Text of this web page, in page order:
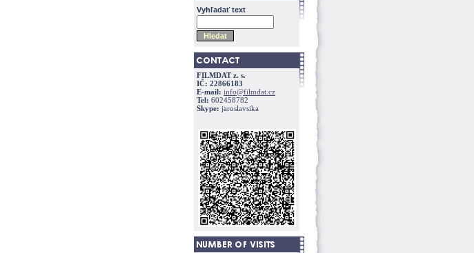
Vyhľadať text
FILMDAT z. s.
IČ: 22866183
E-mail: info@filmdat.cz
Tel: 602458782
Skype: jaroslavsika